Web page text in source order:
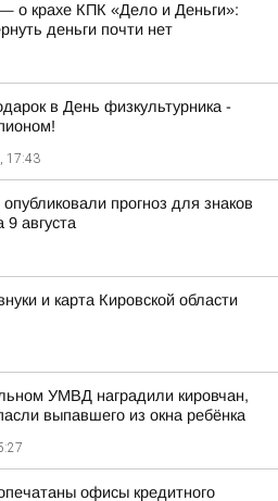
о крахе КПК «Дело и Деньги»:
деньги почти нет
в День физкультурника -
17:43
прогноз для знаков
9 августа
и карта Кировской области
УМВД наградили кировчан,
выпавшего из окна ребёнка
офисы кредитного